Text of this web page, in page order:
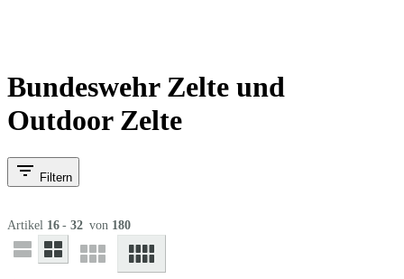
Bundeswehr Zelte und
Outdoor Zelte
Filtern
Artikel 16 - 32 von 180